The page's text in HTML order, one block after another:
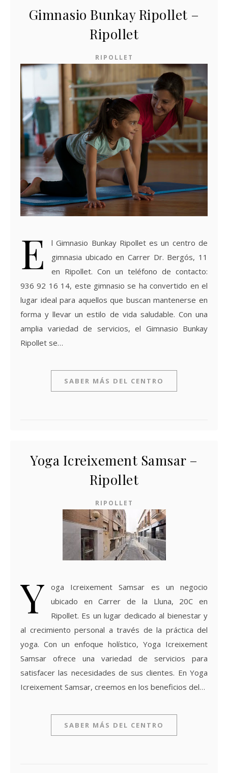
Gimnasio Bunkay Ripollet –
Ripollet
RIPOLLET
E
l Gimnasio Bunkay Ripollet es un centro de
gimnasia ubicado en Carrer Dr. Bergós, 11
en Ripollet. Con un teléfono de contacto:
936 92 16 14, este gimnasio se ha convertido en el
lugar ideal para aquellos que buscan mantenerse en
forma y llevar un estilo de vida saludable. Con una
amplia variedad de servicios, el Gimnasio Bunkay
Ripollet se…
SABER MÁS DEL CENTRO
Yoga Icreixement Samsar –
Ripollet
RIPOLLET
Y
oga Icreixement Samsar es un negocio
ubicado en Carrer de la Lluna, 20C en
Ripollet. Es un lugar dedicado al bienestar y
al crecimiento personal a través de la práctica del
yoga. Con un enfoque holístico, Yoga Icreixement
Samsar ofrece una variedad de servicios para
satisfacer las necesidades de sus clientes. En Yoga
Icreixement Samsar, creemos en los beneficios del…
SABER MÁS DEL CENTRO